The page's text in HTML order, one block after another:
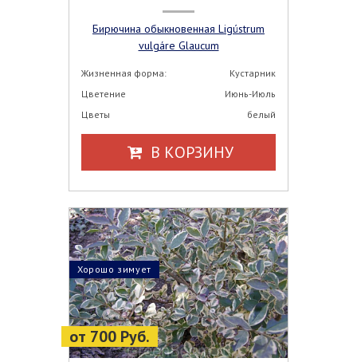
Бирючина обыкновенная Ligústrum
vulgáre Glaucum
Жизненная форма:
Кустарник
Цветение
Июнь-Июль
Цветы
белый
В КОРЗИНУ
от 700 Руб.
Хорошо зимует